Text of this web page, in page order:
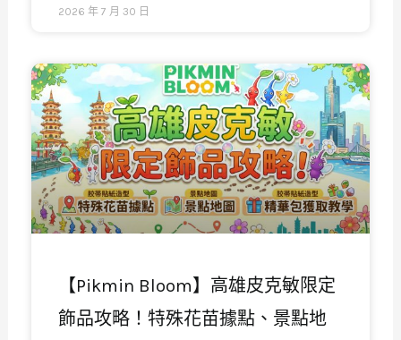
2026 年 7 月 30 日
【Pikmin Bloom】高雄皮克敏限定
飾品攻略！特殊花苗據點、景點地